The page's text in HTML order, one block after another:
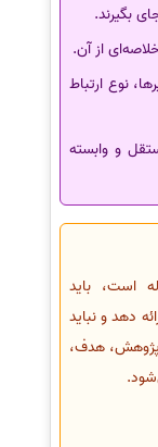
بگیرند.
از آن.
نوع ارتباط
و وابسته
است، باید
دهد و نباید
پژوهش، هدف،